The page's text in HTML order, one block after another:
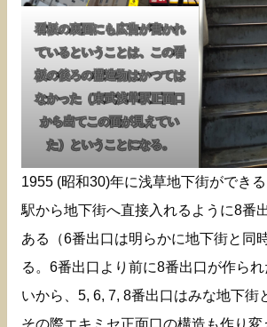
看板の裏面にも広告が書かれ
ているということは、この看
板の後ろの構造物はかつては
なかった（東武浅草駅正面口
から出てこの面が見えてい
た）ということになる。
1955 (昭和30)年に浅草地下街ができ
駅から地下街へ直接入れるように8番
ある（6番出口は明らかに地下街と同
る。6番出口より前に8番出口が作られ
いから、5, 6, 7, 8番出口はみな地下街